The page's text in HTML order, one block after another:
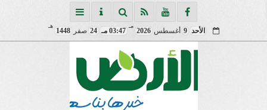
الأحد 9 أغسطس2026
مـ
03:47 مـ 24 صفر1448
هـ